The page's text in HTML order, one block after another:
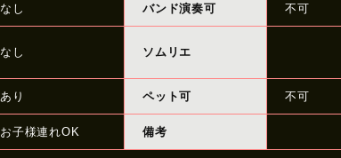
なし バンド演奏可 不可
なし ソムリエ
あり ペット可 不可
お子様連れOK 備考